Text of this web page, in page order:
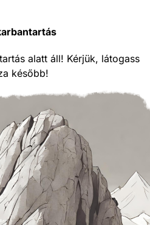
alatt áll! Kérjük, látogass
később!